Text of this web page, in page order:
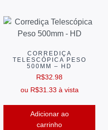
CORREDIÇA
TELESCÓPICA PESO
500MM – HD
R$32.98
ou R$31.33 à vista
Adicionar ao
carrinho